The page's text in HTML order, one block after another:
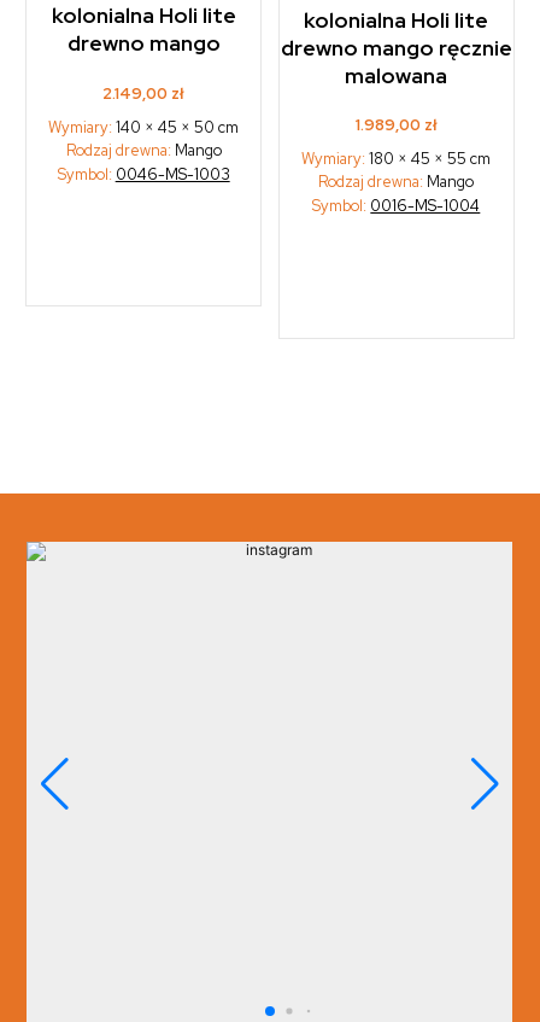
kolonialna Holi lite
drewno mango
2.149,00 zł
Wymiary:140 × 45 × 50 cm
Rodzaj drewna: Mango
Symbol: 0046-MS-1003
kolonialna Holi lite
drewno mango ręcznie
malowana
1.989,00 zł
Wymiary:180 × 45 × 55 cm
Rodzaj drewna: Mango
Symbol: 0016-MS-1004